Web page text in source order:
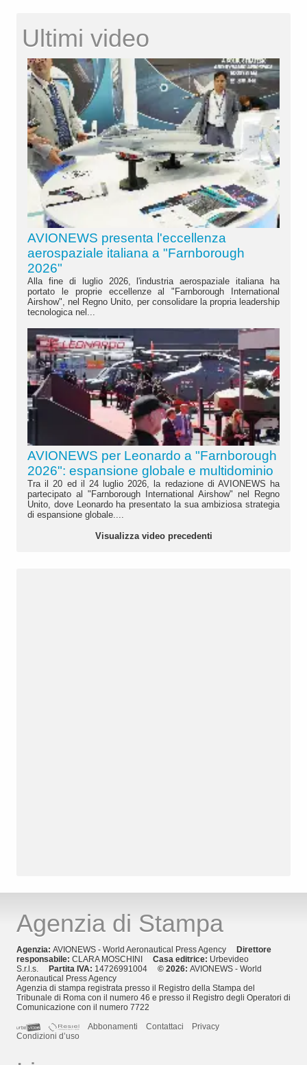
Ultimi video
AVIONEWS presenta l'eccellenza
aerospaziale italiana a "Farnborough
2026"
Alla fine di luglio 2026, l'industria aerospaziale italiana ha
portato le proprie eccellenze al "Farnborough International
Airshow", nel Regno Unito, per consolidare la propria leadership
tecnologica nel...
AVIONEWS per Leonardo a "Farnborough
2026": espansione globale e multidominio
Tra il 20 ed il 24 luglio 2026, la redazione di AVIONEWS ha
partecipato al "Farnborough International Airshow" nel Regno
Unito, dove Leonardo ha presentato la sua ambiziosa strategia
di espansione globale....
Visualizza video precedenti
Agenzia di Stampa
Agenzia: AVIONEWS - World Aeronautical Press Agency
Direttore
responsabile: CLARA MOSCHINI Casa editrice: Urbevideo
S.r.l.s.
Partita IVA: 14726991004 © 2026: AVIONEWS - World
Aeronautical Press Agency
Agenzia di stampa registrata presso il Registro della Stampa del
Tribunale di Roma con il numero 46 e presso il Registro degli Operatori di
Comunicazione con il numero 7722
Abbonamenti
Contattaci
Privacy
Condizioni d’uso